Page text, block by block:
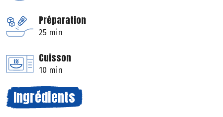
Préparation
25 min
Cuisson
10 min
Ingrédients